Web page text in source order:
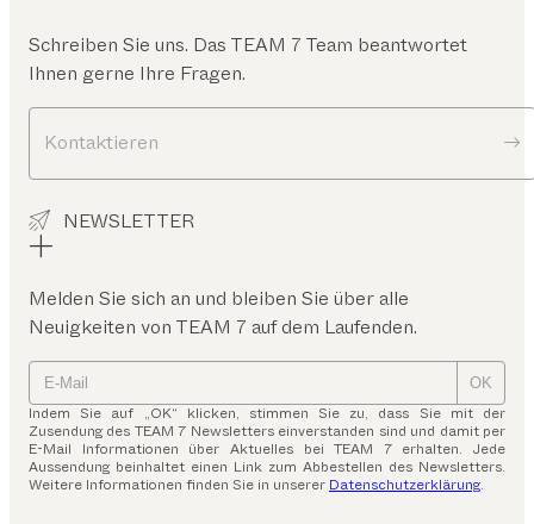
Schreiben Sie uns. Das TEAM 7 Team beantwortet
Ihnen gerne Ihre Fragen.
Kontaktieren
NEWSLETTER
Melden Sie sich an und bleiben Sie über alle
Neuigkeiten von TEAM 7 auf dem Laufenden.
OK
Indem Sie auf „OK“ klicken, stimmen Sie zu, dass Sie mit der
Zusendung des TEAM 7 Newsletters einverstanden sind und damit per
E-Mail Informationen über Aktuelles bei TEAM 7 erhalten. Jede
Aussendung beinhaltet einen Link zum Abbestellen des Newsletters.
Weitere Informationen finden Sie in unserer Datenschutzerklärung.